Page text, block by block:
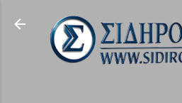
Μετάβαση στο κύριο